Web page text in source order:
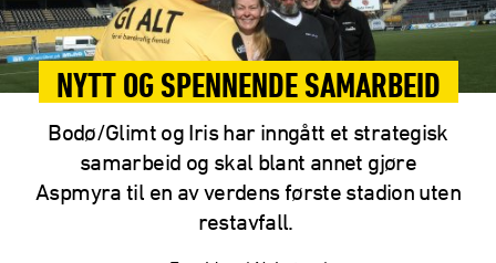
NYTT OG SPENNENDE SAMARBEID
Bodø/Glimt og Iris har inngått et strategisk
samarbeid og skal blant annet gjøre
Aspmyra til en av verdens første stadion uten
restavfall.